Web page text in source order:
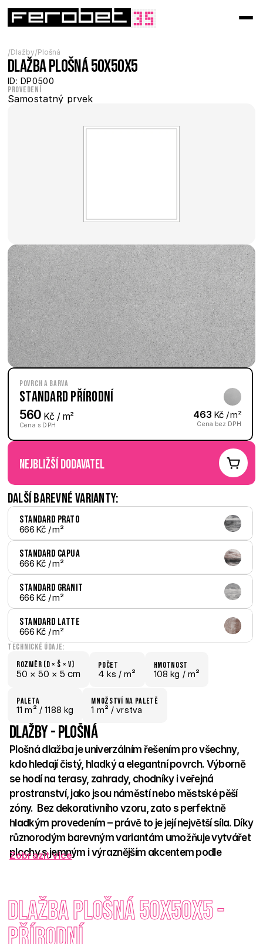
/Dlažby/Plošná
Dlažba plošná 50x50x5
ID: DP0500
Provedení
Samostatný prvek
Povrch a barva
Standard Přírodní
560 Kč / m²
Cena s DPH
463 Kč / m²
Cena bez DPH
nejbližší dodavatel
Další barevné varianty:
Standard Prato
666 Kč / m²
Standard Capua
666 Kč / m²
Standard Granit
666 Kč / m²
Standard Latte
666 Kč / m²
Technické údaje:
Rozměr (D × š × V)
50 × 50 × 5 cm
počet
4 ks / m²
hmotnost
108 kg / m²
paletA
11 m² / 1188 kg
Množství na paletě
1 m² / vrstva
Dlažby - Plošná
Plošná dlažba je univerzálním řešením pro všechny,
kdo hledají čistý, hladký a elegantní povrch. Výborně
se hodí na terasy, zahrady, chodníky i veřejná
prostranství, jako jsou náměstí nebo městské pěší
zóny.  Bez dekorativního vzoru, zato s perfektně
hladkým provedením – právě to je její největší síla. Díky
různorodým barevným variantám umožňuje vytvářet
plochy s jemným i výraznějším akcentem podle
Granit, Capua
a Latte, které výborně ladí jak s moderními,
tak tradičnějšími stavbami. Ostré hrany a přesné provedení
zajišťují, že dlažba vždy působí vyváženě a precizně.
Zobrazit více
Dlažba plošná 50x50x5 -